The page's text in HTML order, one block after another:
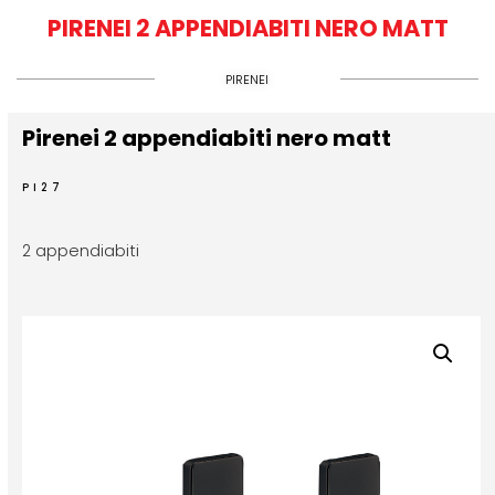
PIRENEI 2 APPENDIABITI NERO MATT
PIRENEI
Pirenei 2 appendiabiti nero matt
PI27
2 appendiabiti